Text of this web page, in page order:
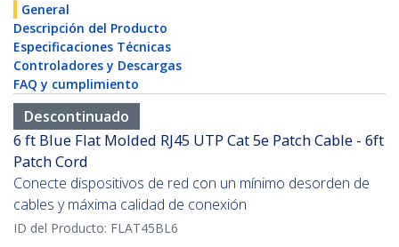
General
Descripción del Producto
Especificaciones Técnicas
Controladores y Descargas
FAQ y cumplimiento
Descontinuado
6 ft Blue Flat Molded RJ45 UTP Cat 5e Patch Cable - 6ft
Patch Cord
Conecte dispositivos de red con un mínimo desorden de
cables y máxima calidad de conexión
ID del Producto: FLAT45BL6